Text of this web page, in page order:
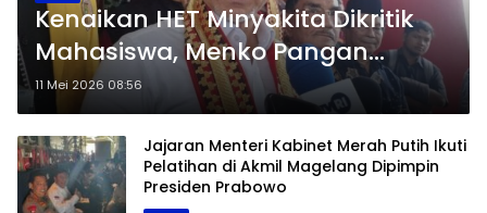
Kenaikan HET Minyakita Dikritik
Mahasiswa, Menko Pangan
Diminta Dievaluasi
11 Mei 2026 08:56
Jajaran Menteri Kabinet Merah Putih Ikuti
Pelatihan di Akmil Magelang Dipimpin
Presiden Prabowo